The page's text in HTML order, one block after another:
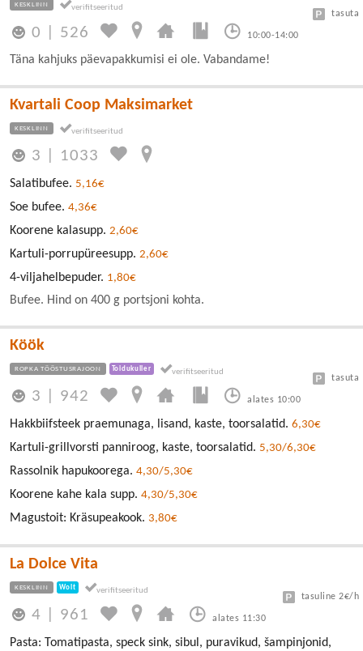
KESKLINN
0 526 10:00-14:00
tasuta
Täna kahjuks päevapakkumisi ei ole. Vabandame!
Kvartali Coop Maksimarket
KESKLINN
3 1033
Salatibufee. 5,16€
Soe bufee. 4,36€
Koorene kalasupp. 2,60€
Kartuli-porrupüreesupp. 2,60€
4-viljahelbepuder. 1,80€
Bufee. Hind on 400 g portsjoni kohta.
Köök
ROPKA TÖÖSTUSRAJOON Toidukuller
3 942 alates 10:00
tasuta
Hakkbiifsteek praemunaga, lisand, kaste, toorsalatid. 6,30€
Kartuli-grillvorsti panniroog, kaste, toorsalatid. 5,30/6,30€
Rassolnik hapukoorega. 4,30/5,30€
Koorene kahe kala supp. 4,30/5,30€
Magustoit: Kräsupeakook. 3,80€
La Dolce Vita
KESKLINN Wolt
4 961 alates 11:30
tasuline 2€/h
Pasta: Tomatipasta, speck sink, sibul, puravikud, šampinjonid,